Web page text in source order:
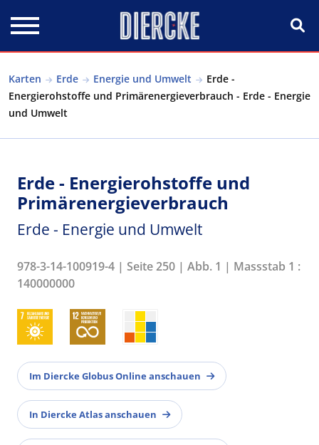
Karten Erde Energie und Umwelt
Erde -
Energierohstoffe und Primärenergieverbrauch - Erde - Energie
und Umwelt
Erde - Energierohstoffe und
Primärenergieverbrauch
Erde - Energie und Umwelt
978-3-14-100919-4 | Seite 250 | Abb. 1 | Massstab 1 :
140000000
Im Diercke Globus Online anschauen
In Diercke Atlas anschauen